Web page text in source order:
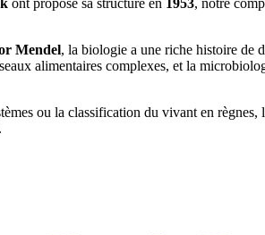
ont proposé sa structure en 1953, notre
Mendel, la biologie a une riche histoire de
alimentaires complexes, et la
ou la classification du vivant en